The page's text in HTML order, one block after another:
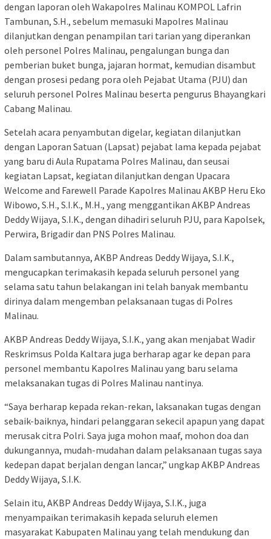
dengan laporan oleh Wakapolres Malinau KOMPOL Lafrin
Tambunan, S.H., sebelum memasuki Mapolres Malinau
dilanjutkan dengan penampilan tari tarian yang diperankan
oleh personel Polres Malinau, pengalungan bunga dan
pemberian buket bunga, jajaran hormat, kemudian disambut
dengan prosesi pedang pora oleh Pejabat Utama (PJU) dan
seluruh personel Polres Malinau beserta pengurus Bhayangkari
Cabang Malinau.
Setelah acara penyambutan digelar, kegiatan dilanjutkan
dengan Laporan Satuan (Lapsat) pejabat lama kepada pejabat
yang baru di Aula Rupatama Polres Malinau, dan seusai
kegiatan Lapsat, kegiatan dilanjutkan dengan Upacara
Welcome and Farewell Parade Kapolres Malinau AKBP Heru Eko
Wibowo, S.H., S.I.K., M.H., yang menggantikan AKBP Andreas
Deddy Wijaya, S.I.K., dengan dihadiri seluruh PJU, para Kapolsek,
Perwira, Brigadir dan PNS Polres Malinau.
Dalam sambutannya, AKBP Andreas Deddy Wijaya, S.I.K.,
mengucapkan terimakasih kepada seluruh personel yang
selama satu tahun belakangan ini telah banyak membantu
dirinya dalam mengemban pelaksanaan tugas di Polres
Malinau.
AKBP Andreas Deddy Wijaya, S.I.K., yang akan menjabat Wadir
Reskrimsus Polda Kaltara juga berharap agar ke depan para
personel membantu Kapolres Malinau yang baru selama
melaksanakan tugas di Polres Malinau nantinya.
“Saya berharap kepada rekan-rekan, laksanakan tugas dengan
sebaik-baiknya, hindari pelanggaran sekecil apapun yang dapat
merusak citra Polri. Saya juga mohon maaf, mohon doa dan
dukungannya, mudah-mudahan dalam pelaksanaan tugas saya
kedepan dapat berjalan dengan lancar,” ungkap AKBP Andreas
Deddy Wijaya, S.I.K.
Selain itu, AKBP Andreas Deddy Wijaya, S.I.K., juga
menyampaikan terimakasih kepada seluruh elemen
masyarakat Kabupaten Malinau yang telah mendukung dan